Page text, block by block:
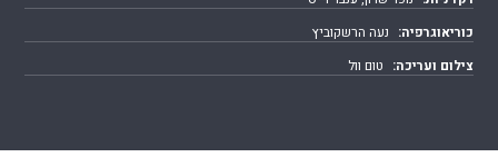
כוריאוגרפיה: נעה הרשקוביץ
צילום ועריכה: טום וול